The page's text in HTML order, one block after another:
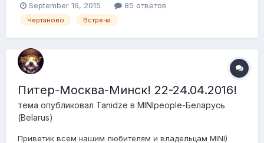
проведения: 01 октября 2015 (выходные могут быть заняты
своими делами, а четверг известная «маленькая
September 16, 2015 85 ответов
Чертаново Встреча
Питер-Москва-Минск! 22-24.04.2016!
тема опубликовал Tanidze в MINIpeople-Беларусь
(Belarus)
Приветик всем нашим любителям и владельцам MINI)